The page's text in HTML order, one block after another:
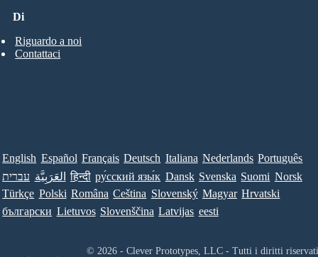
Di
Riguardo a noi
Contattaci
English Español Français Deutsch Italiana Nederlands Português
עברית العَرَبِيَّة हिन्दी ру́сский язы́к Dansk Svenska Suomi Norsk
Türkçe Polski Româna Ceština Slovenský Magyar Hrvatski
български Lietuvos Slovenščina Latvijas eesti
© 2026 - Clever Prototypes, LLC - Tutti i diritti